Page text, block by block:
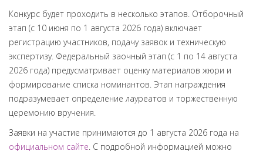
Конкурс будет проходить в несколько этапов. Отборочный
этап (с 10 июня по 1 августа 2026 года) включает
регистрацию участников, подачу заявок и техническую
экспертизу. Федеральный заочный этап (с 1 по 14 августа
2026 года) предусматривает оценку материалов жюри и
формирование списка номинантов. Этап награждения
подразумевает определение лауреатов и торжественную
церемонию вручения.
Заявки на участие принимаются до 1 августа 2026 года на
официальном сайте. С подробной информацией можно